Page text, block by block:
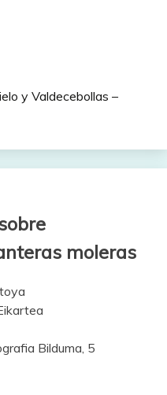
y Valdecebollas –
moleras
Bilduma, 5